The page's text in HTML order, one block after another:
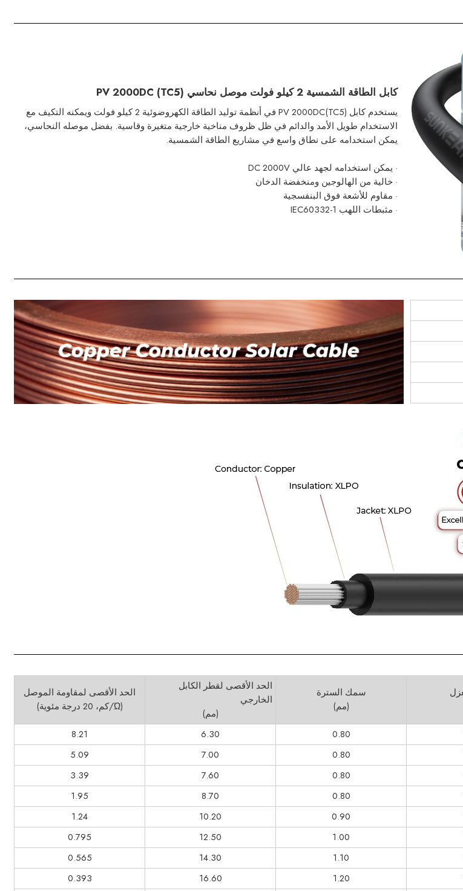
كابل الطاقة الشمسية 2 كيلو فولت موصل نحاسي PV 2000DC (TC5)
يستخدم كابل PV 2000DC(TC5) في أنظمة توليد الطاقة الكهروضوئية 2 كيلو فولت ويمكنه التكيف مع
الاستخدام طويل الأمد والدائم في ظل ظروف مناخية خارجية متغيرة وقاسية. بفضل موصله النحاسي،
يمكن استخدامه على نطاق واسع في مشاريع الطاقة الشمسية.
· يمكن استخدامه لجهد عالي
· خالية من الهالوجين ومنخفضة الدخان
· مقاوم للأشعة فوق البنفسجية
· مثبطات اللهب IEC60332-1
سمك السترة
(مم)
الحد الأقصى لقطر الكابل
الخارجي
(مم)
الحد الأقصى لمقاومة الموصل
(Ώ/كم، 20 درجة مئوية)
0.80
6.30
8.21
0.80
7.00
5.09
0.80
7.60
3.39
0.80
8.70
1.95
0.90
10.20
1.24
1.00
12.50
0.795
1.10
14.30
0.565
1.20
16.60
0.393